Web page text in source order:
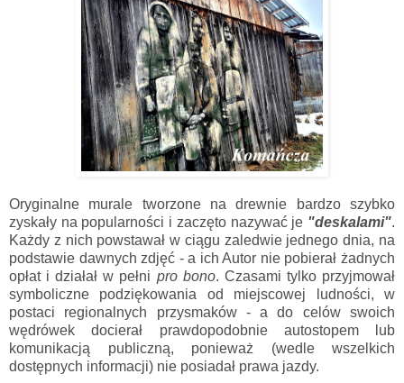
Oryginalne murale tworzone na drewnie bardzo szybko
zyskały na popularności i zaczęto nazywać je "deskalami".
Każdy z nich powstawał w ciągu zaledwie jednego dnia, na
podstawie dawnych zdjęć - a ich Autor nie pobierał żadnych
opłat i działał w pełni pro bono. Czasami tylko przyjmował
symboliczne podziękowania od miejscowej ludności, w
postaci regionalnych przysmaków - a do celów swoich
wędrówek docierał prawdopodobnie autostopem lub
komunikacją publiczną, ponieważ (wedle wszelkich
dostępnych informacji) nie posiadał prawa jazdy.